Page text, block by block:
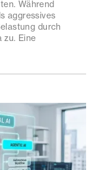
Während
aggressives
durch
zu. Eine